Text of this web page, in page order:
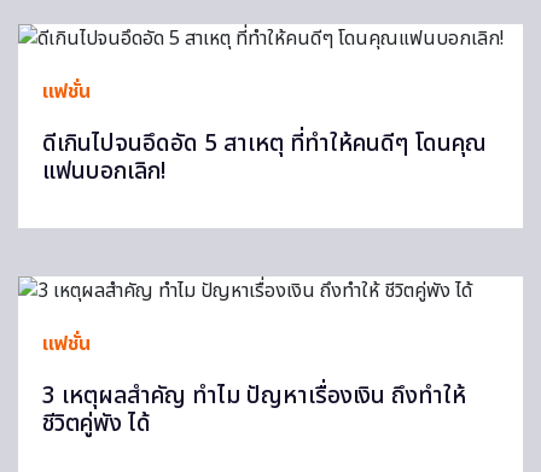
แฟชั่น
ดีเกินไปจนอึดอัด 5 สาเหตุ ที่ทำให้คนดีๆ โดนคุณ
แฟนบอกเลิก!
แฟชั่น
3 เหตุผลสำคัญ ทำไม ปัญหาเรื่องเงิน ถึงทำให้
ชีวิตคู่พัง ได้